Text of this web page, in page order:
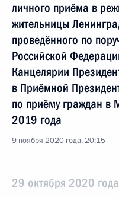
личного приёма в
жительницы
проведённого по
Российской
Канцелярии
в Приёмной
по приёму граждан в
2019 года
9 ноября 2020 года, 20:15
29 октября 2020